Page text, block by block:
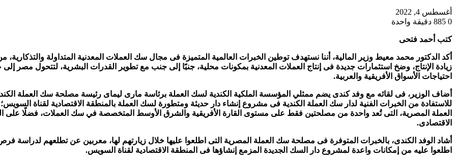
أغسطس 4, 2022
0
دقيقة واحدة
كتب أحمد فتحى
أكد الدكتور محمد معيط وزير المالية، أننا نستهدف توطين الخبرات العالمية المتميزة فى مجال سك العملات المعدنية المتداولة
زيادة الإنتاج، وضخ استثمارات جديدة فى إنتاج العملات المعدنية بمكونات محلية، جنبًا إلى جنب مع تطوير القدرات البشرية، لتتحول مصر
احتياجات الأسواق الأفريقية والعربية.
أضاف الوزير، فى لقائه مع وفد كندى يضم ممثلي المؤسسة الملكية الكندية لسك العملة برئاسة مارى ليماى رئيسة مصلحة سك العملة
للاستفادة من الخبرات الفنية لدار سك العملة الكندية فى مشروع إنشاء دار حديثة ومتطورة لسك العملة بالمنطقة الاقتصادية لقناة
العملة المصرية، التى تُعد واحدة من مصلحتين فقط على مستوى القارة الأفريقية والشرق الأوسط المتخصصة في سك العملات، فضلًا على
الاقتصادى.
أشاد الوفد الكندى، بالخبرات المتوفرة فى مصلحة سك العملة المصرية التى اطلعوا عليها خلال زيارتهم لها، معربين عن تطلعهم
اطلعوا عليه من إمكانات واعدة لمشروع دار السك الجديدة المزمع إنشاؤها فى المنطقة الاقتصادية لقناة السويس.